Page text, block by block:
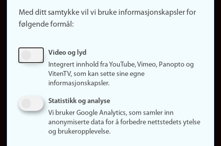
Finn studier
Ledige stillinger
Om nettstedet
Informasjonskapsler
Med ditt samtykke vil vi bruke informasjonskapsler for
følgende formål:
Video og lyd
Integrert innhold fra YouTube, Vimeo, Panopto og
VitenTV, som kan sette sine egne
informasjonskapsler.
Statistikk og analyse
Vi bruker Google Analytics, som samler inn
anonymiserte data for å forbedre nettstedets ytelse
og brukeropplevelse.